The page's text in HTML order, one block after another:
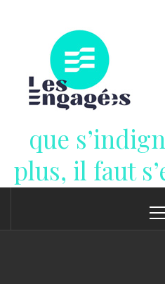
contenu
que
plus, il faut